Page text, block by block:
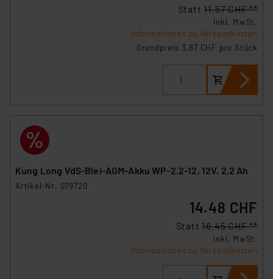
Statt11.57 CHF **
inkl. MwSt.
Informationen zu Versandkosten
Grundpreis 3.87 CHF pro Stück
Kung Long VdS-Blei-AGM-Akku WP-2.2-12, 12V, 2,2 Ah
Artikel-Nr. 079720
14.48 CHF
Statt16.45 CHF **
inkl. MwSt.
Informationen zu Versandkosten